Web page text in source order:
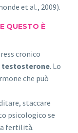
et al., 2009).
QUESTO È
cronico
testosterone. Lo
che può
staccare
psicologico se
fertilità.